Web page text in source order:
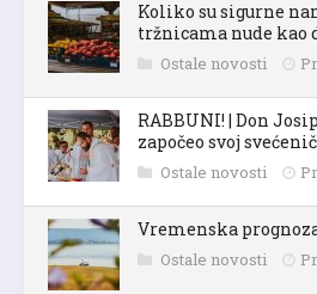
Koliko su sigurne
tržnicama nude kao
Ostale novosti
RABBUNI! | Don
započeo svoj
Ostale novosti
Vremenska
Ostale novosti